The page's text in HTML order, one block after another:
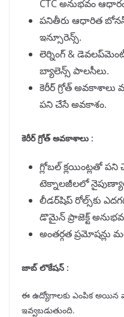
CTC అనుభవం
పనితీరు ఆధారిత
ఇన్సూరెన్స్.
లెర్నింగ్ &
బ్యాలెన్స్ పాలసీలు.
కెరీర్ గ్రోత్ అవకాశాలు
పని చేసే అవకాశం.
కెరీర్ గ్రోత్ అవకాశాలు :
గ్లోబల్ క్లయింట్లతో
టెక్నాలజీలలో
లీడర్‌షిప్ రోల్స్‌కు
డొమైన్ ప్రాజెక్ట్
అంతర్గత ప్రమోషన్లు
జాబ్ లొకేషన్ :
ఈ ఉద్యోగాలకు ఎంపిక అయిన
ఇవ్వబడుతుంది.